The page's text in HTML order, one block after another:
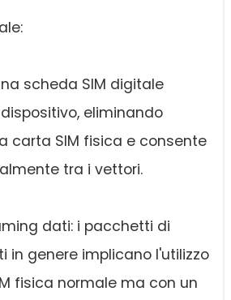
scheda SIM digitale
eliminando
carta SIM fisica e consente
tra i vettori.
dati: i pacchetti di
in genere implicano l'utilizzo
fisica normale ma con un